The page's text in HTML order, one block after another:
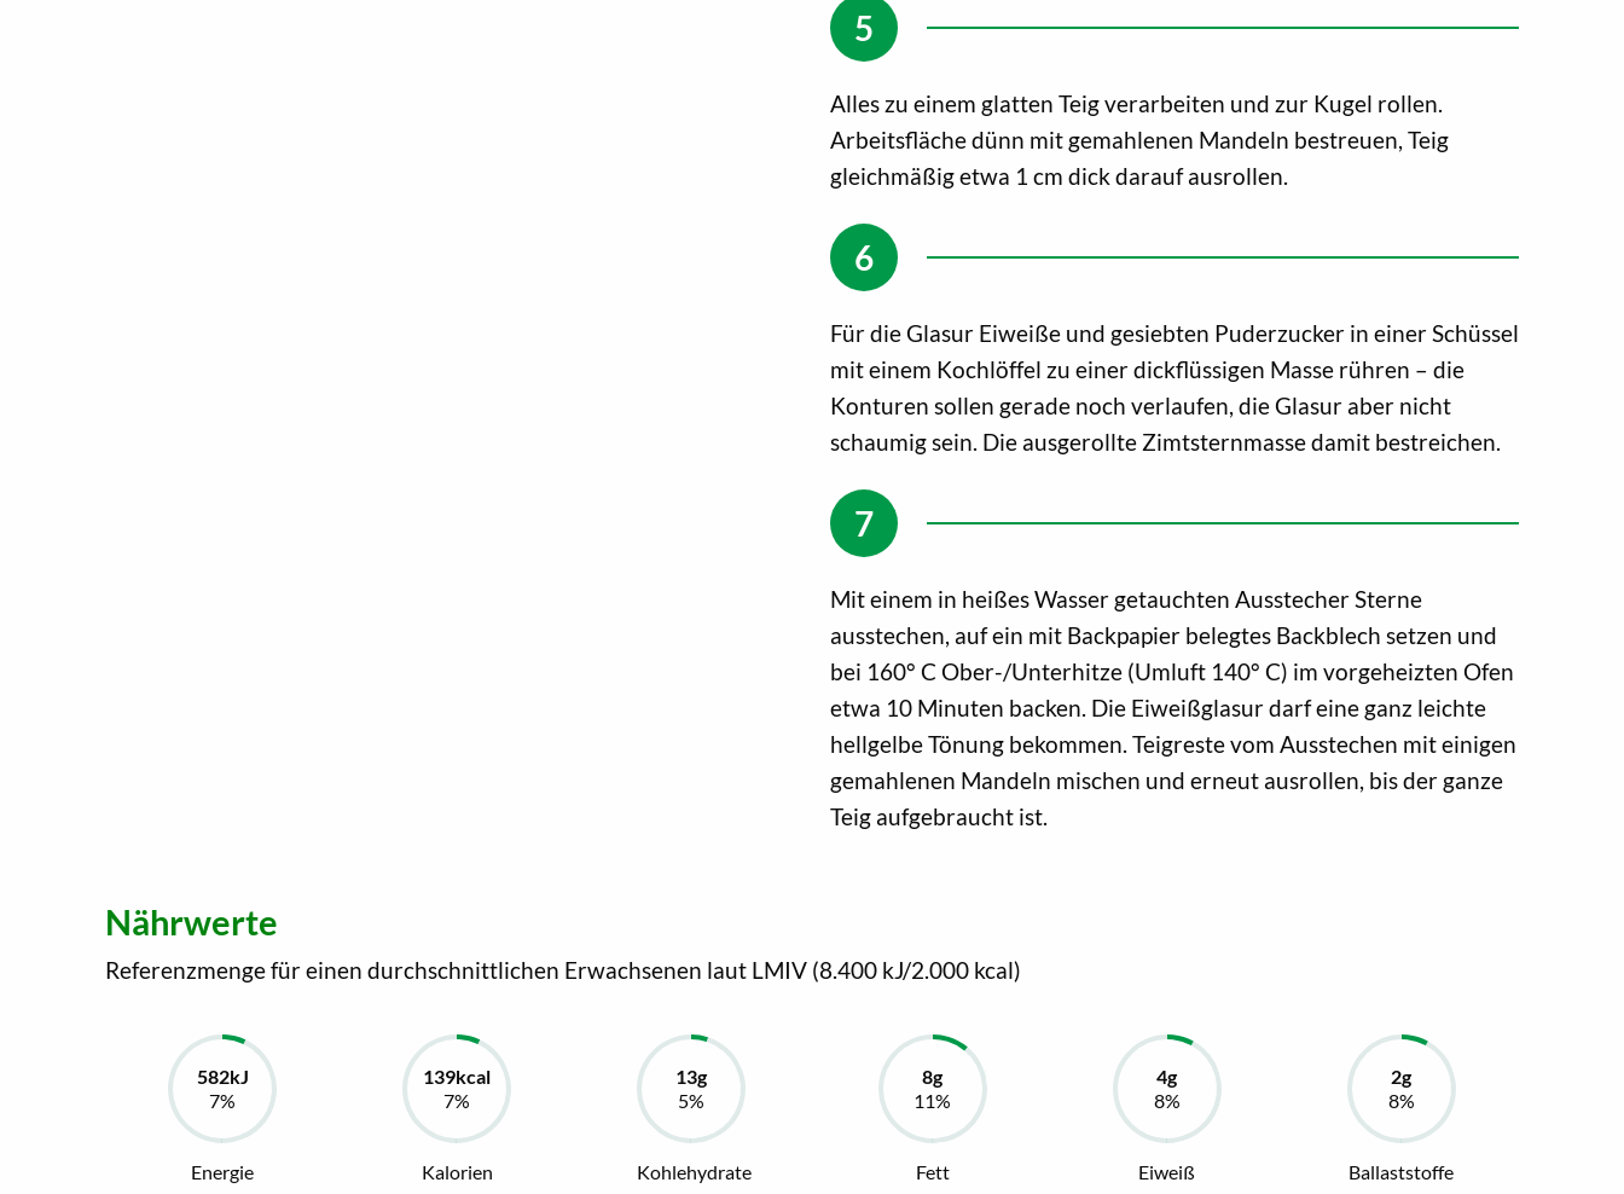
Alles zu einem glatten Teig verarbeiten und zur Kugel rollen.
Arbeitsfläche dünn mit gemahlenen Mandeln bestreuen, Teig
gleichmäßig etwa 1 cm dick darauf ausrollen.
Für die Glasur Eiweiße und gesiebten Puderzucker in einer Schüssel
mit einem Kochlöffel zu einer dickflüssigen Masse rühren – die
Konturen sollen gerade noch verlaufen, die Glasur aber nicht
schaumig sein. Die ausgerollte Zimtsternmasse damit bestreichen.
Mit einem in heißes Wasser getauchten Ausstecher Sterne
ausstechen, auf ein mit Backpapier belegtes Backblech setzen und
bei 160° C Ober-/Unterhitze (Umluft 140° C) im vorgeheizten Ofen
etwa 10 Minuten backen. Die Eiweißglasur darf eine ganz leichte
hellgelbe Tönung bekommen. Teigreste vom Ausstechen mit einigen
gemahlenen Mandeln mischen und erneut ausrollen, bis der ganze
Teig aufgebraucht ist.
Nährwerte
Referenzmenge für einen durchschnittlichen Erwachsenen laut LMIV (8.400 kJ/2.000 kcal)
Energie Kalorien Kohlehydrate Fett Eiweiß Ballaststoffe